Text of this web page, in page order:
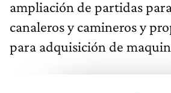
ampliación de partidas
canaleros y camineros y
para adquisición de